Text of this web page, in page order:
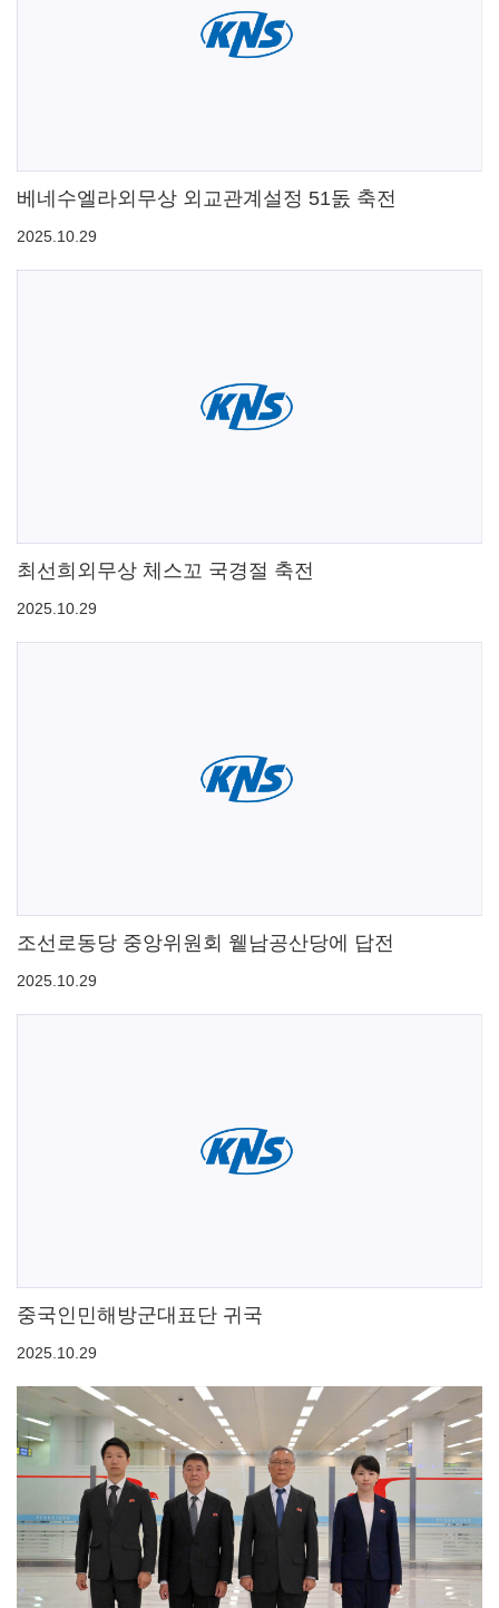
베네수엘라외무상 외교관계설정 51돐 축전
2025.10.29
최선희외무상 체스꼬 국경절 축전
2025.10.29
조선로동당 중앙위원회 윁남공산당에 답전
2025.10.29
중국인민해방군대표단 귀국
2025.10.29